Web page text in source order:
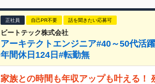
正社員 自己PR不要 話を聞きたい応募可
ビートテック株式会社
アーキテクトエンジニア#40～50代活
年間休日124日#転勤無
家族との時間も年収アップも叶える！